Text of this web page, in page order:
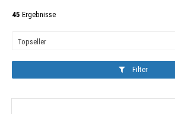
45 Ergebnisse
Filter